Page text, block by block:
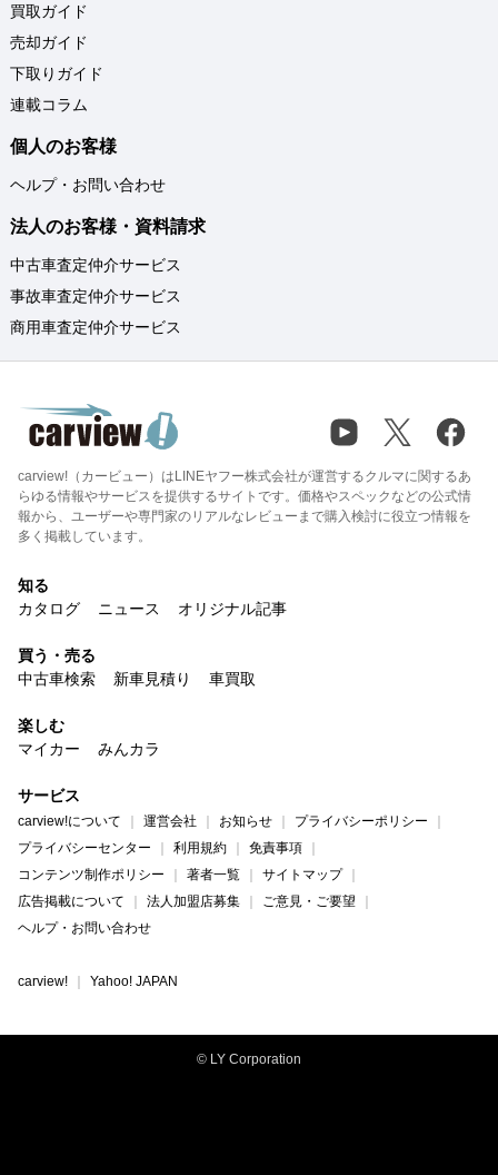
買取ガイド
売却ガイド
下取りガイド
連載コラム
個人のお客様
ヘルプ・お問い合わせ
法人のお客様・資料請求
中古車査定仲介サービス
事故車査定仲介サービス
商用車査定仲介サービス
carview!（カービュー）はLINEヤフー株式会社が運営するクルマに関するあ
らゆる情報やサービスを提供するサイトです。価格やスペックなどの公式情
報から、ユーザーや専門家のリアルなレビューまで購入検討に役立つ情報を
多く掲載しています。
知る
カタログ
ニュース オリジナル記事
買う・売る
中古車検索
新車見積り 車買取
楽しむ
マイカー
みんカラ
サービス
carview!について 運営会社 お知らせ
プライバシーポリシー
プライバシーセンター
利用規約
免責事項
コンテンツ制作ポリシー
著者一覧
サイトマップ
広告掲載について
法人加盟店募集
ご意見・ご要望
ヘルプ・お問い合わせ
carview! Yahoo! JAPAN
© LY Corporation